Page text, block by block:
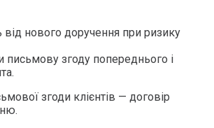
від нового доручення при ризику
письмову згоду попереднього і
згоди клієнтів — договір